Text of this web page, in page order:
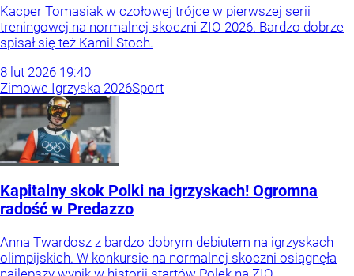
Kacper Tomasiak w czołowej trójce w pierwszej serii
treningowej na normalnej skoczni ZIO 2026. Bardzo dobrze
spisał się też Kamil Stoch.
8 lut 2026 19:40
Zimowe Igrzyska 2026Sport
Kapitalny skok Polki na igrzyskach! Ogromna
radość w Predazzo
Anna Twardosz z bardzo dobrym debiutem na igrzyskach
olimpijskich. W konkursie na normalnej skoczni osiągnęła